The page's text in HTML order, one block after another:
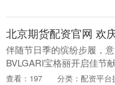
伴随节日季的缤纷步履，
BVLGARI宝格丽开启佳节
转，闪烁耀眼的光芒；指针
查看：197 分类：配资平台